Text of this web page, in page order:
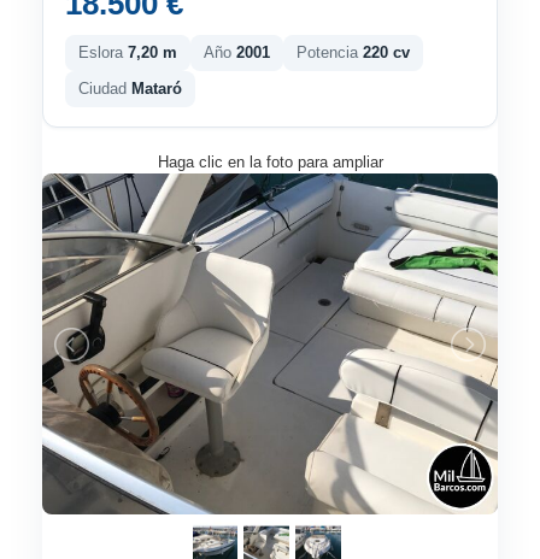
Eslora 7,20 m Año 2001 Potencia 220 cv
Ciudad Mataró
Haga clic en la foto para ampliar